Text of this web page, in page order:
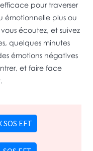
pour traverser
émotionnelle plus ou
écoutez, et suivez
quelques minutes
émotions négatives
et faire face
SOS EFT